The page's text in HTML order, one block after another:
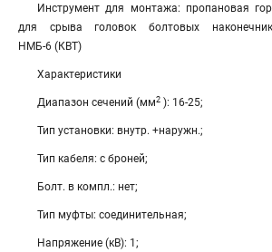
Инструмент для монтажа: пропановая
для срыва головок болтовых
НМБ-6 (КВТ)
Характеристики
Диапазон сечений (мм2 ): 16-25;
Тип установки: внутр. +наружн.;
Тип кабеля: с броней;
Болт. в компл.: нет;
Тип муфты: соединительная;
Напряжение (кВ): 1;